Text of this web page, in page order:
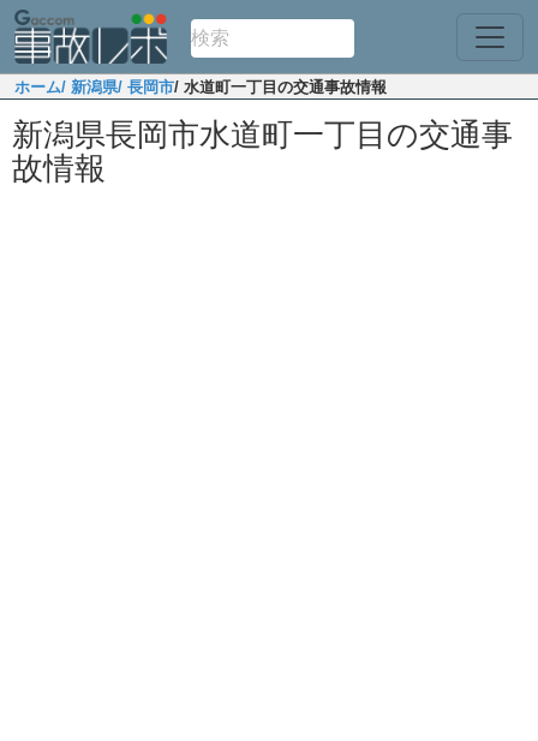
ホーム/ 新潟県/ 長岡市/ 水道町一丁目の交通事故情報
新潟県長岡市水道町一丁目の交通事
故情報